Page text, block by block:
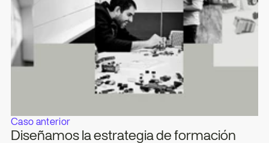
Caso anterior
Diseñamos la estrategia de formación